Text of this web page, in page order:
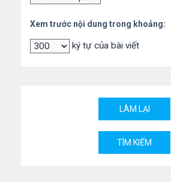
Xem trước nội dung trong khoảng:
ký tự của bài viết